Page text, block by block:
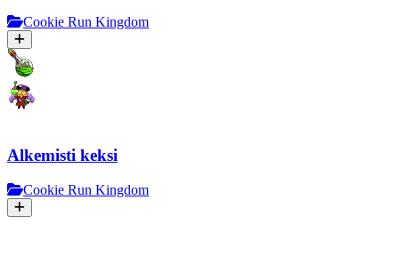
Cookie Run Kingdom
Alkemisti keksi
Cookie Run Kingdom